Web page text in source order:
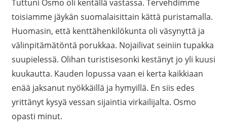
Tuttuni Osmo oli kentällä vastassa. Tervehdimme
toisiamme jäykän suomalaisittain kättä puristamalla.
Huomasin, että kenttähenkilökunta oli väsynyttä ja
välinpitämätöntä porukkaa. Nojailivat seiniin tupakka
suupielessä. Olihan turistisesonki kestänyt jo yli kuusi
kuukautta. Kauden lopussa vaan ei kerta kaikkiaan
enää jaksanut nyökkäillä ja hymyillä. En siis edes
yrittänyt kysyä vessan sijaintia virkailijalta. Osmo
opasti minut.